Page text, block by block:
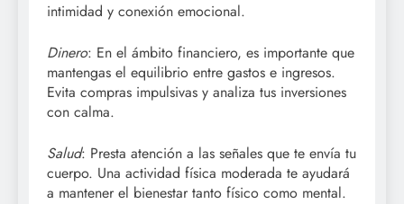
intimidad y conexión emocional.
Dinero: En el ámbito financiero, es importante que
mantengas el equilibrio entre gastos e ingresos.
Evita compras impulsivas y analiza tus inversiones
con calma.
Salud: Presta atención a las señales que te envía tu
cuerpo. Una actividad física moderada te ayudará
a mantener el bienestar tanto físico como mental.